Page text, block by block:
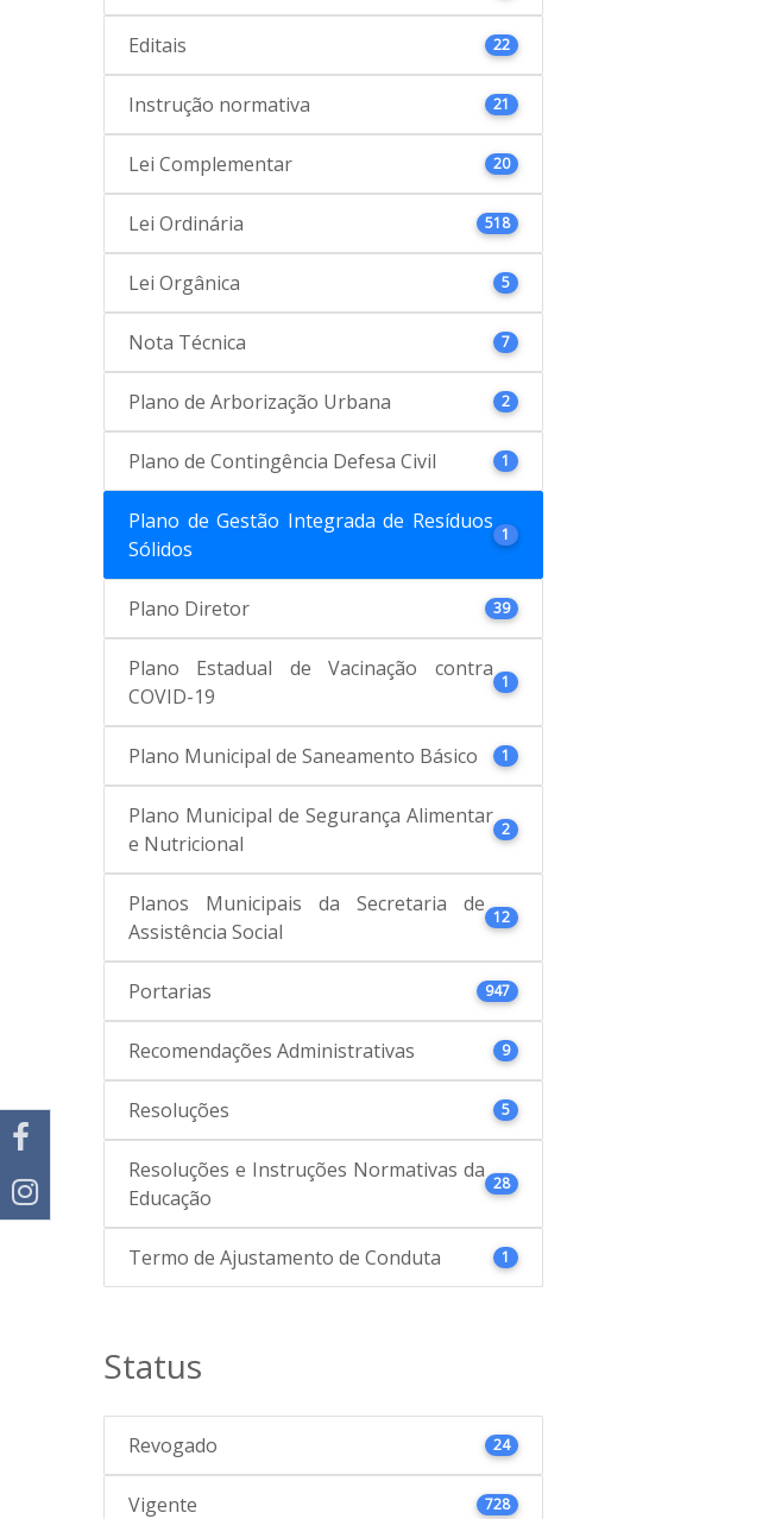
Editais 22
Instrução normativa 21
Lei Complementar 20
Lei Ordinária 518
Lei Orgânica 5
Nota Técnica 7
Plano de Arborização Urbana 2
Plano de Contingência Defesa Civil 1
Plano de Gestão Integrada de Resíduos
Sólidos
1
Plano Diretor 39
Plano Estadual de Vacinação contra
COVID-19
1
Plano Municipal de Saneamento Básico 1
Plano Municipal de Segurança Alimentar
e Nutricional
2
Planos Municipais da Secretaria de
Assistência Social
12
Portarias 947
Recomendações Administrativas 9
Resoluções 5
Resoluções e Instruções Normativas da
Educação
28
Termo de Ajustamento de Conduta 1
Status
Revogado 24
Vigente 728